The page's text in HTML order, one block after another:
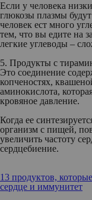
Если у человека
глюкозы плазмы
человек ест много
тем, что вы едите на
легкие углеводы –
5. Продукты с
Это соединение
копченостях,
аминокислота,
кровяное давление.
Когда ее
организм с пищей,
увеличить частоту
сердцебиение.
13 продуктов,
сердце и иммунитет